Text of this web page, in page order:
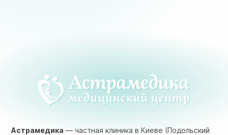
Астрамедика — частная клиника в Киеве (Подольский